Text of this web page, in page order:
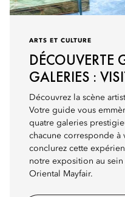
ARTS ET CULTURE
DÉCOUVERTE
GALERIES :
Découvrez la scène
Votre guide vous
quatre galeries
chacune corresponde à
conclurez cette
notre exposition au
Oriental Mayfair.